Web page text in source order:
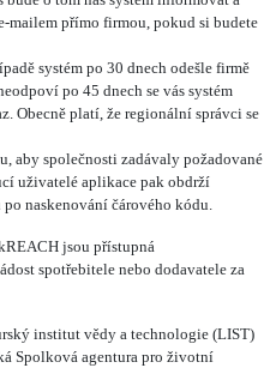
mailem přímo firmou, pokud si budete
systém po 30 dnech odešle firmě
po 45 dnech se vás systém
Obecně platí, že regionální správci se
aby společnosti zadávaly požadované
uživatelé aplikace pak obdrží
naskenování čárového kódu.
jsou přístupná
spotřebitele nebo dodavatele za
institut vědy a technologie (LIST)
Spolková agentura pro životní